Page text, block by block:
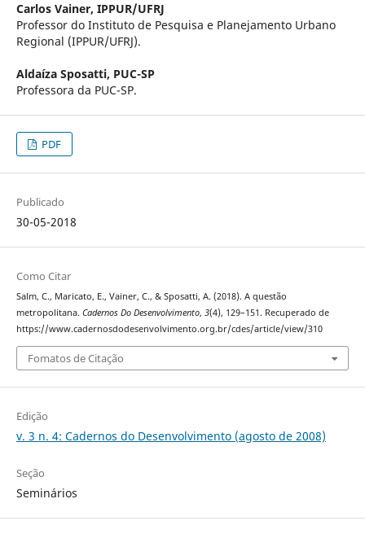
Carlos Vainer, IPPUR/UFRJ
Professor do Instituto de Pesquisa e Planejamento Urbano
Regional (IPPUR/UFRJ).
Aldaíza Sposatti, PUC-SP
Professora da PUC-SP.
PDF
Publicado
30-05-2018
Como Citar
Salm, C., Maricato, E., Vainer, C., & Sposatti, A. (2018). A questão
metropolitana. Cadernos Do Desenvolvimento, 3(4), 129–151. Recuperado de
https://www.cadernosdodesenvolvimento.org.br/cdes/article/view/310
Fomatos de Citação
Edição
v. 3 n. 4: Cadernos do Desenvolvimento (agosto de 2008)
Seção
Seminários